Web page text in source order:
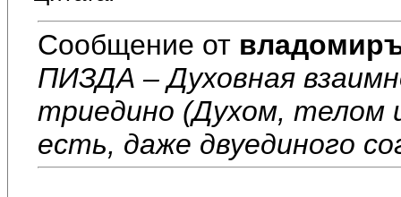
Сообщение от
ПИЗДА – Духовная
триедино (Духом, телом
есть, даже двуединого